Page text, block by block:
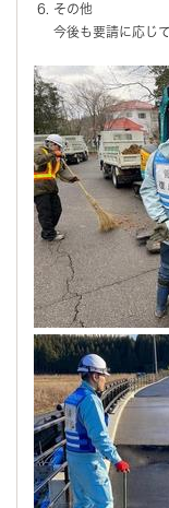
その他
今後も要請に応じ